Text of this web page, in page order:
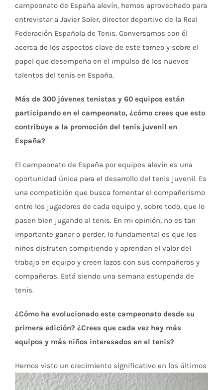
campeonato de España alevín, hemos aprovechado para
entrevistar a Javier Soler, director deportivo de la Real
Federación Española de Tenis. Conversamos con él
acerca de los aspectos clave de este torneo y sobre el
papel que desempeña en el impulso de los nuevos
talentos del tenis en España.
Más de 300 jóvenes tenistas y 60 equipos están
participando en el campeonato, ¿cómo crees que esto
contribuye a la promoción del tenis juvenil en
España?
El campeonato de España por equipos alevín es una
oportunidad única para el desarrollo del tenis juvenil. Es
una competición que busca fomentar el compañerismo
entre los jugadores de cada equipo y, sobre todo, que lo
pasen bien jugando al tenis. En mi opinión, no es tan
importante ganar o perder, lo fundamental es que los
niños disfruten compitiendo y aprendan el valor del
trabajo en equipo y creen lazos con sus compañeros y
compañeras. Está siendo una semana estupenda de
tenis.
¿Cómo ha evolucionado este campeonato desde su
primera edición? ¿Crees que cada vez hay más
equipos y más niños interesados en el tenis?
Hemos visto un crecimiento significativo en los últimos